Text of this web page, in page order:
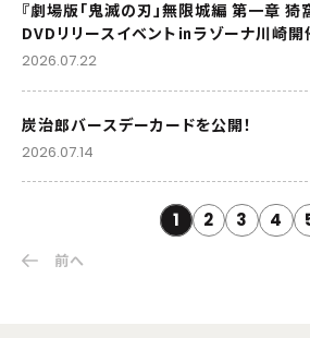
『劇場版「鬼滅の刃」無限城編 第一章
DVDリリースイベント㏌ラゾーナ川崎
ゾーナ川崎プラザにやってくる！
2026.07.22
炭治郎バースデーカードを公開！
2026.07.14
1 2 3 4
前へ